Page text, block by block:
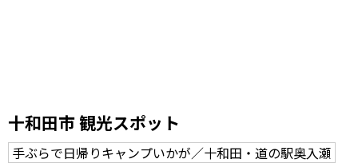
十和田市 観光スポット
手ぶらで日帰りキャンプいかが／十和田・道の駅奥入瀬